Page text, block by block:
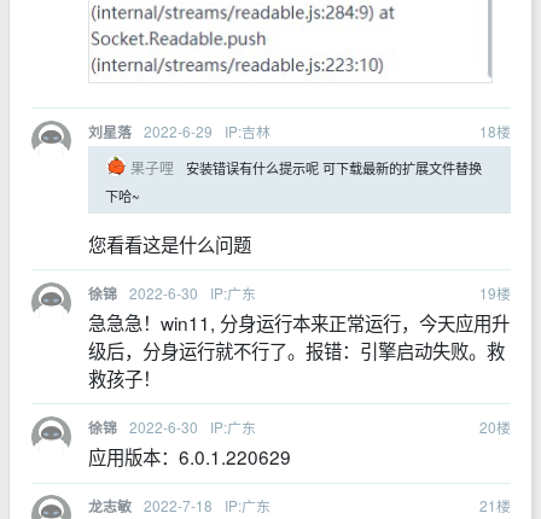
刘星落 2022-6-29 IP:吉林 18楼
果子哩
安装错误有什么提示呢 可下载最新的扩展文件替换
下哈~
您看看这是什么问题
徐锦 2022-6-30 IP:广东 19楼
急急急！win11, 分身运行本来正常运行，今天应用升
级后，分身运行就不行了。报错：引擎启动失败。救
救孩子！
徐锦 2022-6-30 IP:广东 20楼
应用版本：6.0.1.220629
龙志敏 2022-7-18 IP:广东 21楼